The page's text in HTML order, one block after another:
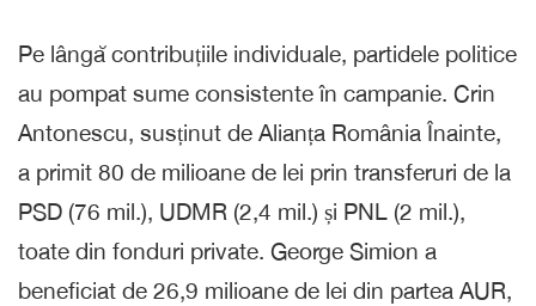
Pe lângă contribuțiile individuale, partidele politice
au pompat sume consistente în campanie. Crin
Antonescu, susținut de Alianța România Înainte,
a primit 80 de milioane de lei prin transferuri de la
PSD (76 mil.), UDMR (2,4 mil.) și PNL (2 mil.),
toate din fonduri private. George Simion a
beneficiat de 26,9 milioane de lei din partea AUR,